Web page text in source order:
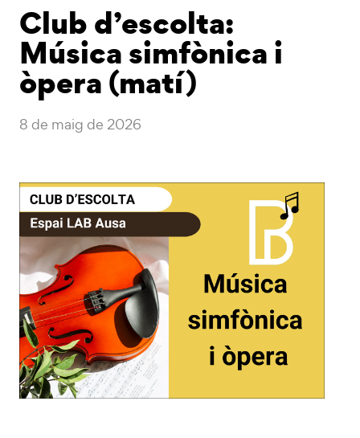
Club d’escolta:
Música simfònica i
òpera (matí)
8 de maig de 2026